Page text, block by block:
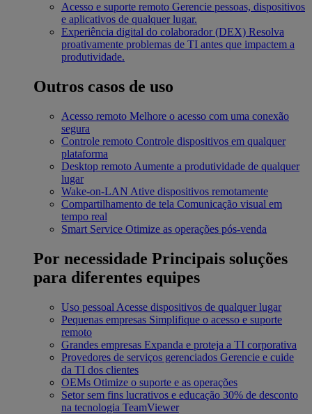
Acesso e suporte remoto Gerencie pessoas, dispositivos
e aplicativos de qualquer lugar.
Experiência digital do colaborador (DEX) Resolva
proativamente problemas de TI antes que impactem a
produtividade.
Outros casos de uso
Acesso remoto Melhore o acesso com uma conexão
segura
Controle remoto Controle dispositivos em qualquer
plataforma
Desktop remoto Aumente a produtividade de qualquer
lugar
Wake-on-LAN Ative dispositivos remotamente
Compartilhamento de tela Comunicação visual em
tempo real
Smart Service Otimize as operações pós-venda
Por necessidade Principais soluções
para diferentes equipes
Uso pessoal Acesse dispositivos de qualquer lugar
Pequenas empresas Simplifique o acesso e suporte
remoto
Grandes empresas Expanda e proteja a TI corporativa
Provedores de serviços gerenciados Gerencie e cuide
da TI dos clientes
OEMs Otimize o suporte e as operações
Setor sem fins lucrativos e educação 30% de desconto
na tecnologia TeamViewer